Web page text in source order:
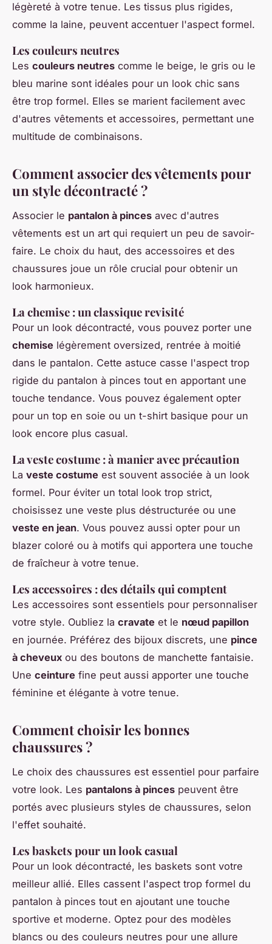
légèreté à votre tenue. Les tissus plus rigides,
comme la laine, peuvent accentuer l'aspect formel.
Les couleurs neutres
Les couleurs neutres comme le beige, le gris ou le
bleu marine sont idéales pour un look chic sans
être trop formel. Elles se marient facilement avec
d'autres vêtements et accessoires, permettant une
multitude de combinaisons.
Comment associer des vêtements pour
un style décontracté ?
Associer le pantalon à pinces avec d'autres
vêtements est un art qui requiert un peu de savoir-
faire. Le choix du haut, des accessoires et des
chaussures joue un rôle crucial pour obtenir un
look harmonieux.
La chemise : un classique revisité
Pour un look décontracté, vous pouvez porter une
chemise légèrement oversized, rentrée à moitié
dans le pantalon. Cette astuce casse l'aspect trop
rigide du pantalon à pinces tout en apportant une
touche tendance. Vous pouvez également opter
pour un top en soie ou un t-shirt basique pour un
look encore plus casual.
La veste costume : à manier avec précaution
La veste costume est souvent associée à un look
formel. Pour éviter un total look trop strict,
choisissez une veste plus déstructurée ou une
veste en jean. Vous pouvez aussi opter pour un
blazer coloré ou à motifs qui apportera une touche
de fraîcheur à votre tenue.
Les accessoires : des détails qui comptent
Les accessoires sont essentiels pour personnaliser
votre style. Oubliez la cravate et le nœud papillon
en journée. Préférez des bijoux discrets, une pince
à cheveux ou des boutons de manchette fantaisie.
Une ceinture fine peut aussi apporter une touche
féminine et élégante à votre tenue.
Comment choisir les bonnes
chaussures ?
Le choix des chaussures est essentiel pour parfaire
votre look. Les pantalons à pinces peuvent être
portés avec plusieurs styles de chaussures, selon
l'effet souhaité.
Les baskets pour un look casual
Pour un look décontracté, les baskets sont votre
meilleur allié. Elles cassent l'aspect trop formel du
pantalon à pinces tout en ajoutant une touche
sportive et moderne. Optez pour des modèles
blancs ou des couleurs neutres pour une allure